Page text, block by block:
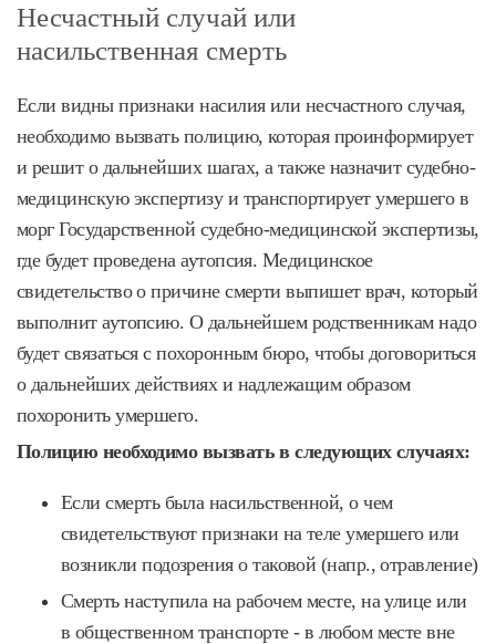
Несчастный случай или
насильственная смерть
Если видны признаки насилия или несчастного случая,
необходимо вызвать полицию, которая проинформирует
и решит о дальнейших шагах, а также назначит судебно-
медицинскую экспертизу и транспортирует умершего в
морг Государственной судебно-медицинской экспертизы,
где будет проведена аутопсия. Медицинское
свидетельство о причине смерти выпишет врач, который
выполнит аутопсию. О дальнейшем родственникам надо
будет связаться с похоронным бюро, чтобы договориться
о дальнейших действиях и надлежащим образом
похоронить умершего.
Полицию необходимо вызвать в следующих случаях:
Если смерть была насильственной, о чем
свидетельствуют признаки на теле умершего или
возникли подозрения о таковой (напр., отравление)
Смерть наступила на рабочем месте, на улице или
в общественном транспорте - в любом месте вне